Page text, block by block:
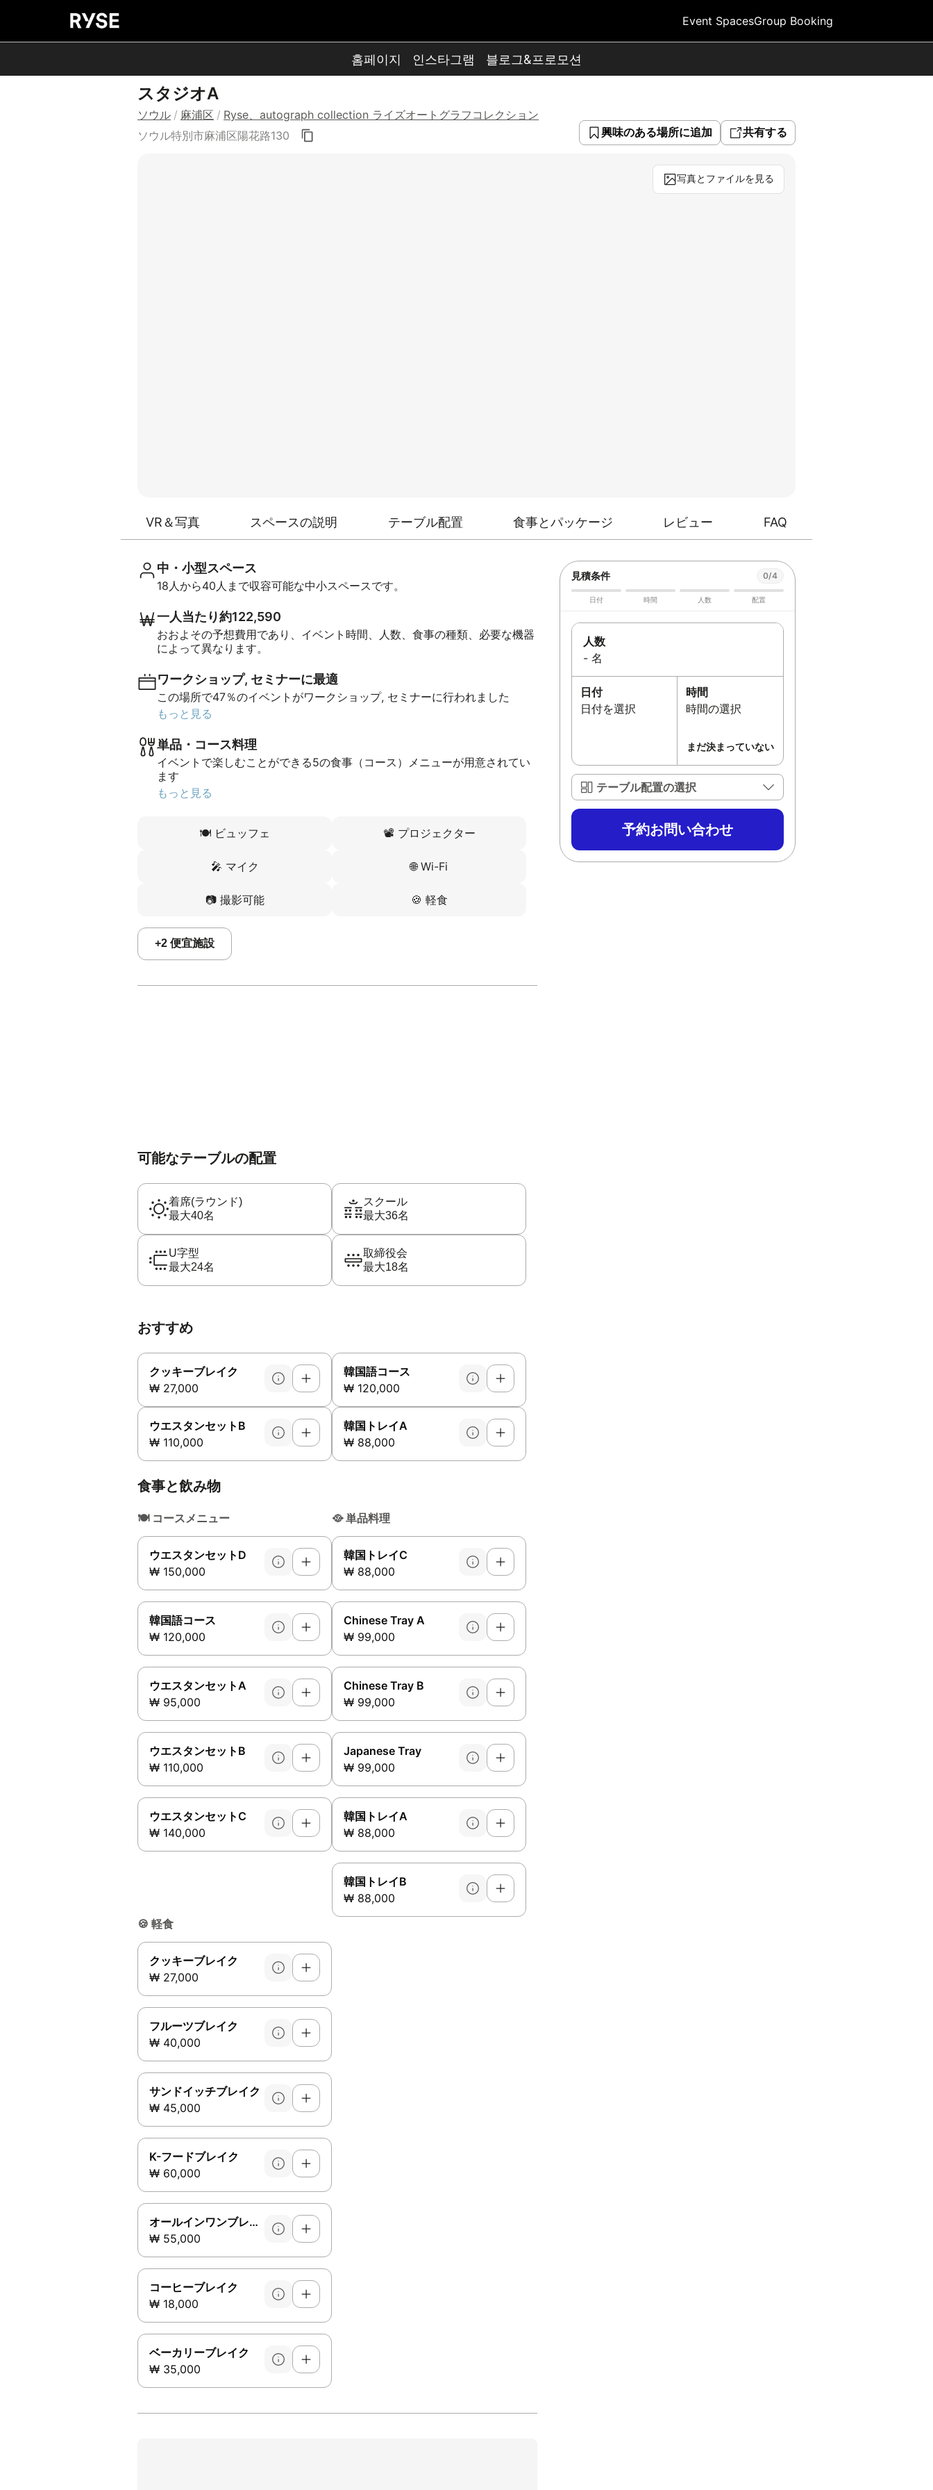
Event SpacesGroup Booking
홈페이지 인스타그램 블로그&프로모션
スタジオA
ソウル / 麻浦区 / Ryse、autograph collection ライズオートグラフコレクション
ソウル特別市麻浦区陽花路130
興味のある場所に追加 共有する
写真とファイルを見る
VR＆写真 スペースの説明 テーブル配置 食事とパッケージ レビュー FAQ
中・小型スペース
18人から40人まで収容可能な中小スペースです。
一人当たり約122,590
おおよその予想費用であり、イベント時間、人数、食事の種類、必要な機器
によって異なります。
ワークショップ, セミナーに最適
この場所で47％のイベントがワークショップ, セミナーに行われました
もっと見る
単品・コース料理
イベントで楽しむことができる5の食事（コース）メニューが用意されてい
ます
もっと見る
🍽️ ビュッフェ 📽️ プロジェクター
🎤 マイク 🌐 Wi-Fi
📷 撮影可能 🍪 軽食
+2 便宜施設
可能なテーブルの配置
着席(ラウンド)
最大40名
スクール
最大36名
U字型
最大24名
取締役会
最大18名
おすすめ
クッキーブレイク
₩ 27,000
韓国語コース
₩ 120,000
ウエスタンセットB
₩ 110,000
韓国トレイA
₩ 88,000
食事と飲み物
🍽️ コースメニュー
ウエスタンセットD
₩ 150,000
韓国語コース
₩ 120,000
ウエスタンセットA
₩ 95,000
ウエスタンセットB
₩ 110,000
ウエスタンセットC
₩ 140,000
🥘 単品料理
韓国トレイC
₩ 88,000
Chinese Tray A
₩ 99,000
Chinese Tray B
₩ 99,000
Japanese Tray
₩ 99,000
韓国トレイA
₩ 88,000
韓国トレイB
₩ 88,000
🍪 軽食
クッキーブレイク
₩ 27,000
フルーツブレイク
₩ 40,000
サンドイッチブレイク
₩ 45,000
K-フードブレイク
₩ 60,000
オールインワンブレイク
₩ 55,000
コーヒーブレイク
₩ 18,000
ベーカリーブレイク
₩ 35,000
見積条件 0/4
日付 時間 人数 配置
人数
- 名
日付
日付を選択
時間
時間の選択
まだ決まっていない
テーブル配置の選択
予約お問い合わせ